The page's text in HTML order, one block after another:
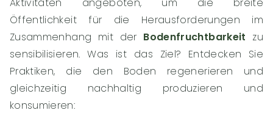
Öffentlichkeit für die Herausforderungen im
Zusammenhang mit der Bodenfruchtbarkeit zu
sensibilisieren. Was ist das Ziel? Entdecken Sie
Praktiken, die den Boden regenerieren und
gleichzeitig nachhaltig produzieren und
konsumieren: